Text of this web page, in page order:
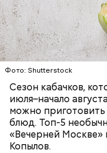
Фото: Shutterstock
Сезон кабачков,
июля–начало
можно
блюд. Топ-5
«Вечерней
Копылов.